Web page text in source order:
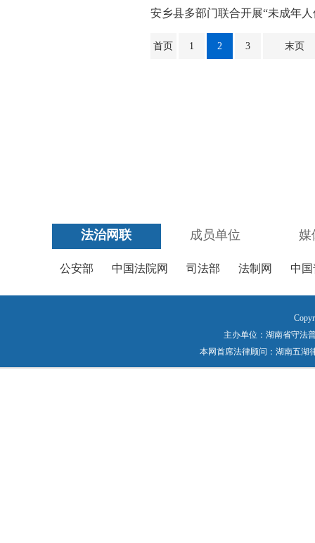
安乡县多部门联合开展“未成年
首页 1 2 3 末页
法治网联 成员单位 媒
公安部 中国法院网 司法部 法制网 中
主办单位：湖南省守法
本网首席法律顾问：湖南五湖